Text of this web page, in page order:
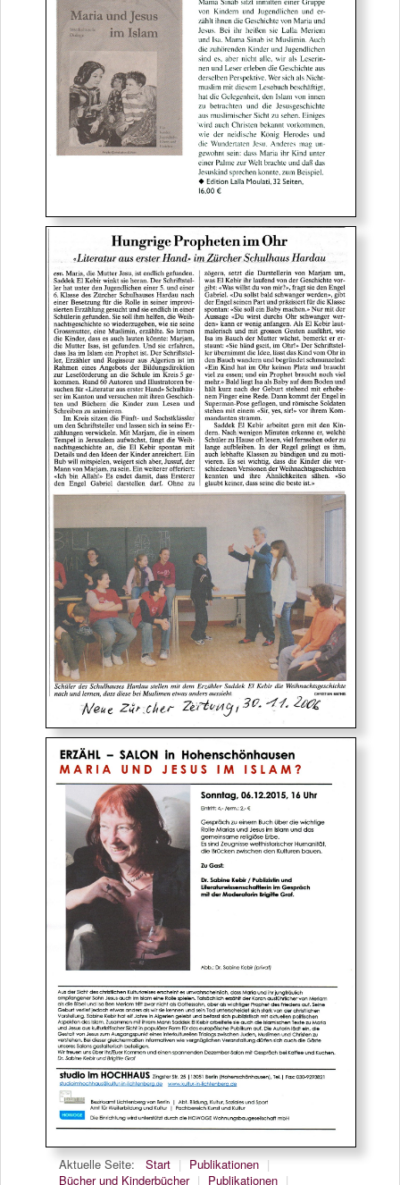
Aktuelle Seite: Start | Publikationen |
Bücher und Kinderbücher | Publikationen |